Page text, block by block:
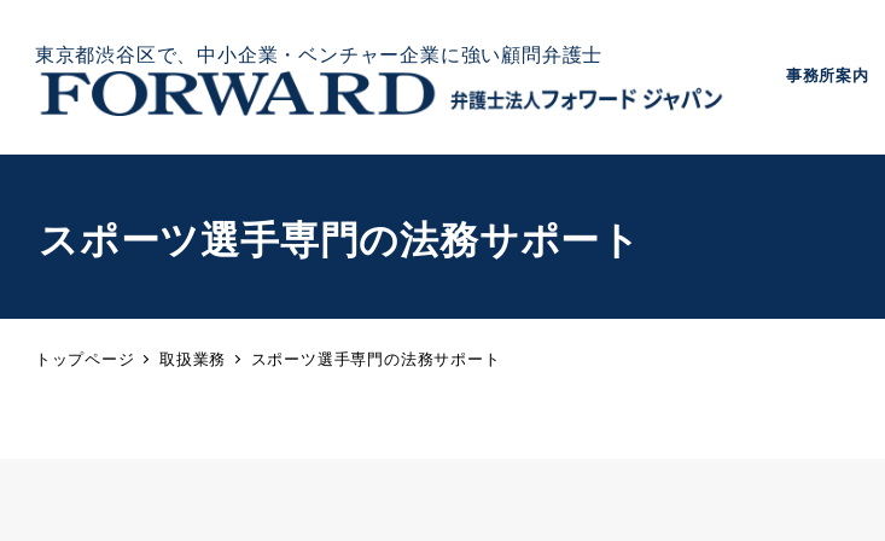
東京都渋谷区で、中小企業・ベンチャー企業に強い顧問弁護士
事務所案内
スポーツ選手専門の法務サポート
トップページ 取扱業務 スポーツ選手専門の法務サポート